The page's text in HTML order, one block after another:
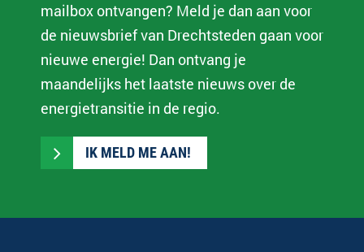
mailbox ontvangen? Meld je dan aan voor
de nieuwsbrief van Drechtsteden gaan voor
nieuwe energie! Dan ontvang je
maandelijks het laatste nieuws over de
energietransitie in de regio.
IK MELD ME AAN!